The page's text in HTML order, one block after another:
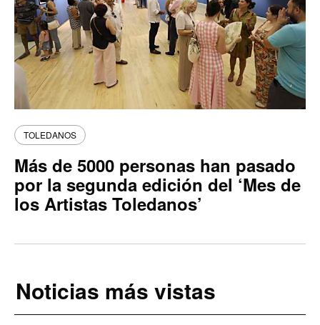
TOLEDANOS
Más de 5000 personas han pasado
por la segunda edición del ‘Mes de
los Artistas Toledanos’
Noticias más vistas